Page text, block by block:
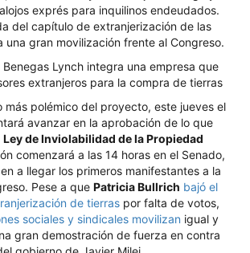
exprés para inquilinos endeudados.
del capítulo de extranjerización de las
una gran movilización frente al Congreso.
Benegas Lynch integra una empresa que
extranjeros para la compra de tierras
más polémico del proyecto, este jueves el
avanzar en la aprobación de lo que
Ley de Inviolabilidad de la Propiedad
comenzará a las 14 horas en el Senado,
a llegar los primeros manifestantes a la
Pese a que Patricia Bullrich bajó el
de tierraspor falta de votos,
sociales y sindicales movilizan igual y
gran demostración de fuerza en contra